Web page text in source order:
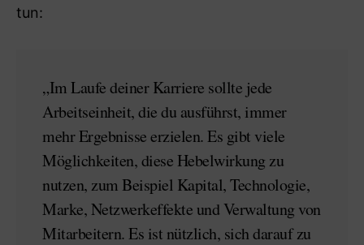
tun:
„Im Laufe deiner Karriere sollte jede
Arbeitseinheit, die du ausführst, immer
mehr Ergebnisse erzielen. Es gibt viele
Möglichkeiten, diese Hebelwirkung zu
nutzen, zum Beispiel Kapital, Technologie,
Marke, Netzwerkeffekte und Verwaltung von
Mitarbeitern. Es ist nützlich, sich darauf zu